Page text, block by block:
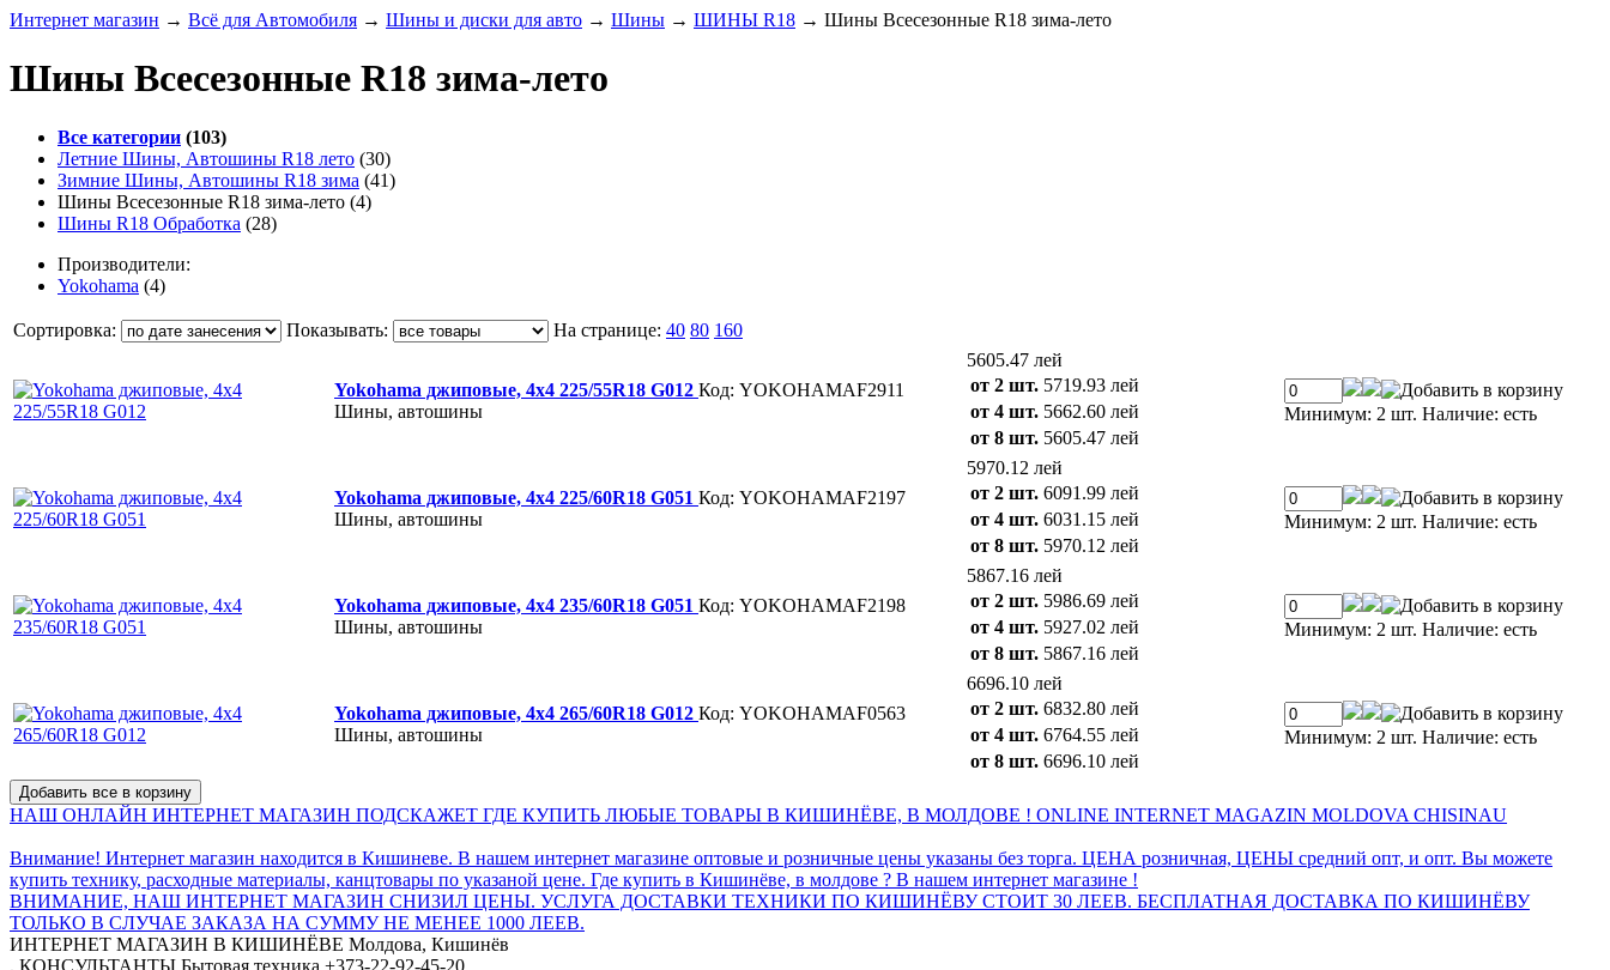
Интернет магазин → Всё для Автомобиля → Шины и диски для авто → Шины → ШИНЫ R18 → Шины Всесезонные R18 зима-лето
Шины Всесезонные R18 зима-лето
Все категории (103)
Летние Шины, Автошины R18 лето (30)
Зимние Шины, Автошины R18 зима (41)
Шины Всесезонные R18 зима-лето (4)
Шины R18 Обработка (28)
Производители:
Yokohama (4)
Сортировка: Показывать: На странице: 40 80 160
Yokohama джиповые, 4х4 225/55R18 G012 Код: YOKOHAMAF2911
Шины, автошины
5605.47 лей
от 2 шт. 5719.93 лей
от 4 шт. 5662.60 лей
от 8 шт. 5605.47 лей
Минимум: 2 шт. Наличие: есть
Yokohama джиповые, 4х4 225/60R18 G051 Код: YOKOHAMAF2197
Шины, автошины
5970.12 лей
от 2 шт. 6091.99 лей
от 4 шт. 6031.15 лей
от 8 шт. 5970.12 лей
Минимум: 2 шт. Наличие: есть
Yokohama джиповые, 4х4 235/60R18 G051 Код: YOKOHAMAF2198
Шины, автошины
5867.16 лей
от 2 шт. 5986.69 лей
от 4 шт. 5927.02 лей
от 8 шт. 5867.16 лей
Минимум: 2 шт. Наличие: есть
Yokohama джиповые, 4х4 265/60R18 G012 Код: YOKOHAMAF0563
Шины, автошины
6696.10 лей
от 2 шт. 6832.80 лей
от 4 шт. 6764.55 лей
от 8 шт. 6696.10 лей
Минимум: 2 шт. Наличие: есть
НАШ ОНЛАЙН ИНТЕРНЕТ МАГАЗИН ПОДСКАЖЕТ ГДЕ КУПИТЬ ЛЮБЫЕ ТОВАРЫ В КИШИНЁВЕ, В МОЛДОВЕ ! ONLINE INTERNET MAGAZIN MOLDOVA CHISINAU
Внимание! Интернет магазин находится в Кишиневе. В нашем интернет магазине оптовые и розничные цены указаны без торга. ЦЕНА розничная, ЦЕНЫ средний опт, и опт. Вы можете
купить технику, расходные материалы, канцтовары по указаной цене. Где купить в Кишинёве, в молдове ? В нашем интернет магазине !
ВНИМАНИЕ, НАШ ИНТЕРНЕТ МАГАЗИН СНИЗИЛ ЦЕНЫ. УСЛУГА ДОСТАВКИ ТЕХНИКИ ПО КИШИНЁВУ СТОИТ 30 ЛЕЕВ. БЕСПЛАТНАЯ ДОСТАВКА ПО КИШИНЁВУ
ТОЛЬКО В СЛУЧАЕ ЗАКАЗА НА СУММУ НЕ МЕНЕЕ 1000 ЛЕЕВ.
ИНТЕРНЕТ МАГАЗИН В КИШИНЁВЕ Молдова, Кишинёв
. КОНСУЛЬТАНТЫ Бытовая техника +373-22-92-45-20